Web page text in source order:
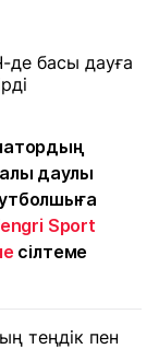
даулы
Sport
сілтеме
теңдік пен